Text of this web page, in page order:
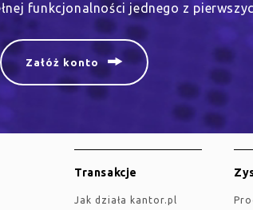
funkcjonalności jednego z
Załóż konto
Transakcje
jak działa kantor.pl